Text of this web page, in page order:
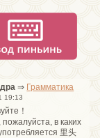
⇒ Грамматика
19:13
！
пожалуйста, в каких
里头